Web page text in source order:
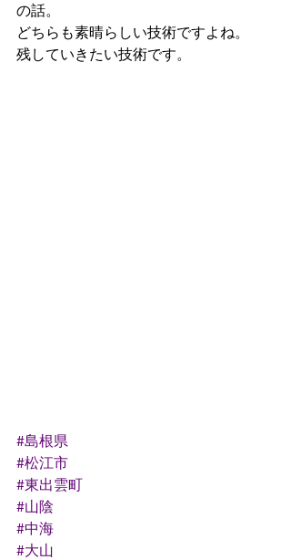
の話。
どちらも素晴らしい技術ですよね。
残していきたい技術です。
#島根県
#松江市
#東出雲町
#山陰
#中海
#大山